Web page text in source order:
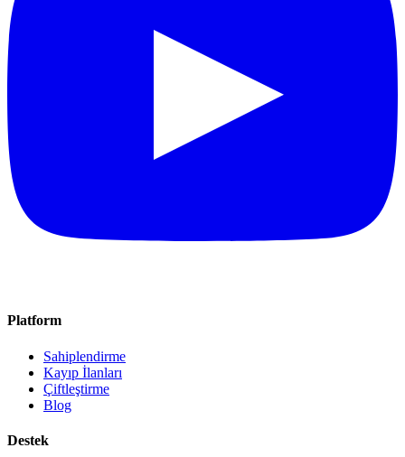
Platform
Sahiplendirme
Kayıp İlanları
Çiftleştirme
Blog
Destek